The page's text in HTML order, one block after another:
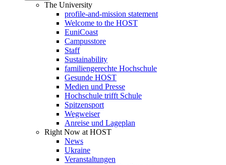
The University
profile-and-mission statement
Welcome to the HOST
EuniCoast
Campusstore
Staff
Sustainability
familiengerechte Hochschule
Gesunde HOST
Medien und Presse
Hochschule trifft Schule
Spitzensport
Wegweiser
Anreise und Lageplan
Right Now at HOST
News
Ukraine
Veranstaltungen